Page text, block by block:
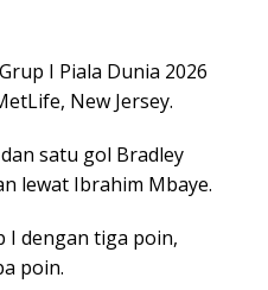
I Piala Dunia 2026
New Jersey.
dan satu gol Bradley
lewat Ibrahim Mbaye.
I dengan tiga poin,
poin.